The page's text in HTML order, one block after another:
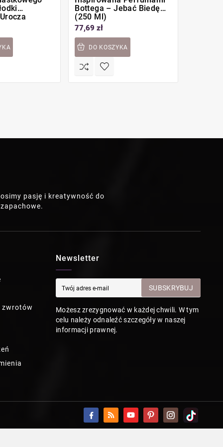
Bottega – Jebać Biedę
(250 Ml)
77,69 zł
DO KOSZYKA
pasję i kreatywność do
zwrotów
Newsletter
SUBSKRYBUJ
Możesz zrezygnować w każdej chwili. W tym
celu należy odnaleźć szczegóły w naszej
informacji prawnej.